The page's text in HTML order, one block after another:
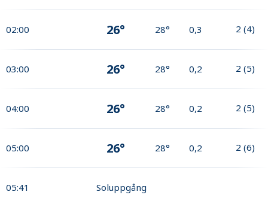
02:00 26° 28° 0,3 2 (4)
03:00 26° 28° 0,2 2 (5)
04:00 26° 28° 0,2 2 (5)
05:00 26° 28° 0,2 2 (6)
05:41 Soluppgång